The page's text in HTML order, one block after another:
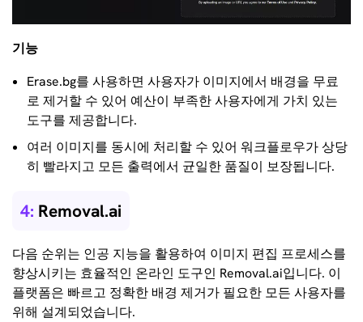
기능
Erase.bg를 사용하면 사용자가 이미지에서 배경을 무료
로 제거할 수 있어 예산이 부족한 사용자에게 가치 있는
도구를 제공합니다.
여러 이미지를 동시에 처리할 수 있어 워크플로우가 상당
히 빨라지고 모든 출력에서 ​​균일한 품질이 보장됩니다.
4: Removal.ai
다음 순위는 인공 지능을 활용하여 이미지 편집 프로세스를
향상시키는 효율적인 온라인 도구인 Removal.ai입니다. 이
플랫폼은 빠르고 정확한 배경 제거가 필요한 모든 사용자를
위해 설계되었습니다.